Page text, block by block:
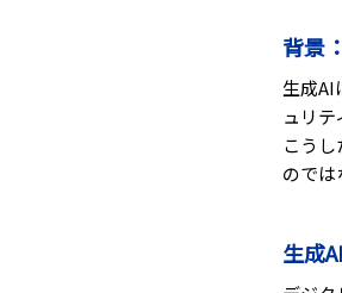
背景
生成AI
ュリ
こう
のでは
生成